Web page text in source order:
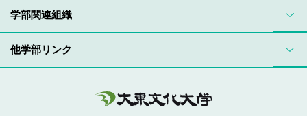
学部関連組織
他学部リンク